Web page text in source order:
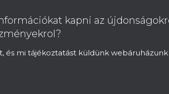
kapni az
és mi tájékoztatást küldünk webáruházunk